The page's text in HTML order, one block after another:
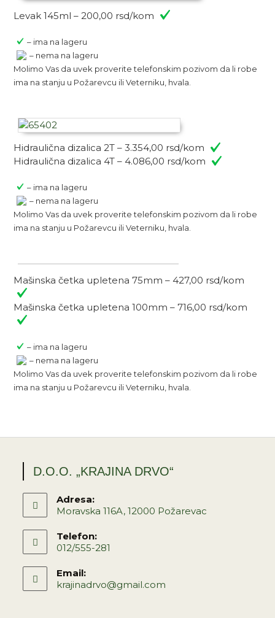
Levak 145ml – 200,00 rsd/kom
– ima na lageru
– nema na lageru
Molimo Vas da uvek proverite telefonskim pozivom da li robe
ima na stanju u Požarevcu ili Veterniku, hvala.
Hidraulična dizalica 2T – 3.354,00 rsd/kom
Hidraulična dizalica 4T – 4.086,00 rsd/kom
– ima na lageru
– nema na lageru
Molimo Vas da uvek proverite telefonskim pozivom da li robe
ima na stanju u Požarevcu ili Veterniku, hvala.
Mašinska četka upletena 75mm – 427,00 rsd/kom
Mašinska četka upletena 100mm – 716,00 rsd/kom
– ima na lageru
– nema na lageru
Molimo Vas da uvek proverite telefonskim pozivom da li robe
ima na stanju u Požarevcu ili Veterniku, hvala.
D.O.O. „KRAJINA DRVO“
Adresa:
Moravska 116A, 12000 Požarevac
Telefon:
012/555-281
Email:
krajinadrvo@gmail.com